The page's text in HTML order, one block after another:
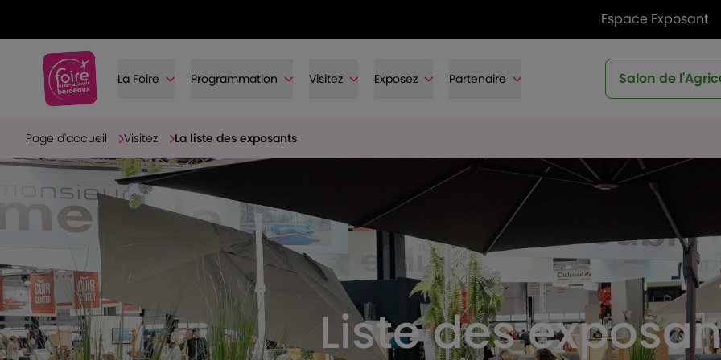
Espace Exposant
La Foire Programmation Visitez Exposez Partenaire Salon de
Page d'accueil Visitez La liste des exposants
Liste des